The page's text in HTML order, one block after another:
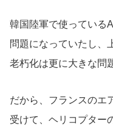
韓国陸軍で使っている
問題になっていたし、
老朽化は更に大きな問
だから、フランスのエ
受けて、ヘリコプター